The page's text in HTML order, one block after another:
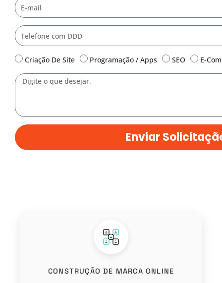
E-
mail
Telefone
Serviço:
Criação De Site Programação / Apps SEO
E-
Mensagem
Enviar
CONSTRUÇÃO DE MARCA ONLINE